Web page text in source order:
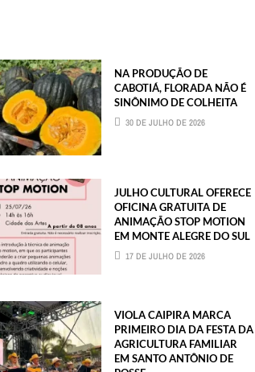
NA PRODUÇÃO DE
CABOTIÁ, FLORADA NÃO É
SINÔNIMO DE COLHEITA
30 DE JULHO DE 2026
JULHO CULTURAL OFERECE
OFICINA GRATUITA DE
ANIMAÇÃO STOP MOTION
EM MONTE ALEGRE DO SUL
17 DE JULHO DE 2026
VIOLA CAIPIRA MARCA
PRIMEIRO DIA DA FESTA DA
AGRICULTURA FAMILIAR
EM SANTO ANTÔNIO DE